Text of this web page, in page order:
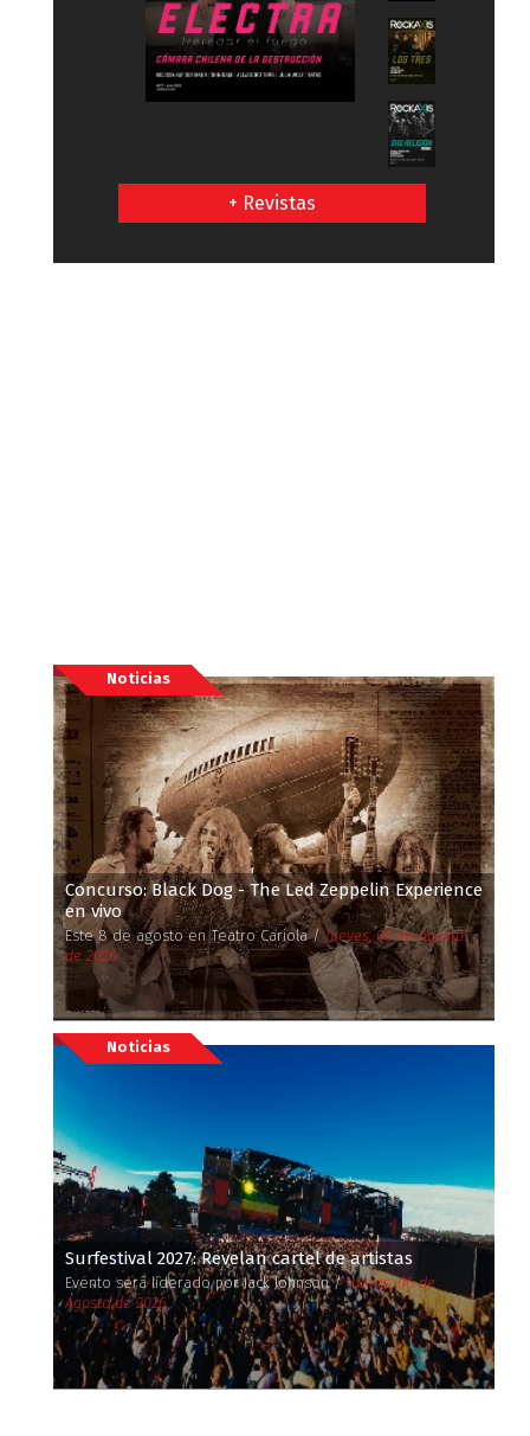
+ Revistas
Noticias
Concurso: Black Dog - The Led Zeppelin Experience
en vivo
Este 8 de agosto en Teatro Cariola /Jueves, 06 de Agosto
de 2026
Noticias
Surfestival 2027: Revelan cartel de artistas
Evento será liderado por Jack Johnson /Jueves, 06 de
Agosto de 2026